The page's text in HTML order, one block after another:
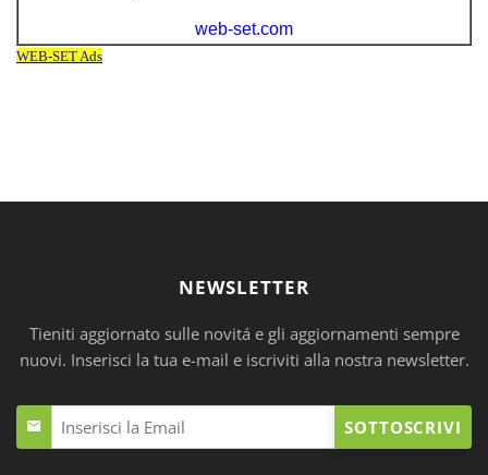
NEWSLETTER
Tieniti aggiornato sulle novitá e gli aggiornamenti sempre
nuovi. Inserisci la tua e-mail e iscriviti alla nostra newsletter.
SOTTOSCRIVI